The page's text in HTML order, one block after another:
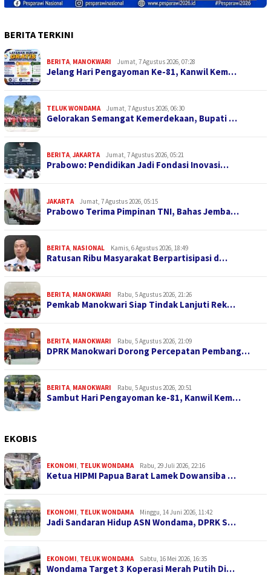
BERITA TERKINI
BERITA MANOKWARI Jumat, 7 Agustus 2026, 07:28
Jelang Hari Pengayoman Ke-81, Kanwil Kem…
TELUK WONDAMA Jumat, 7 Agustus 2026, 06:30
Gelorakan Semangat Kemerdekaan, Bupati …
BERITA JAKARTA Jumat, 7 Agustus 2026, 05:21
Prabowo: Pendidikan Jadi Fondasi Inovasi…
JAKARTA Jumat, 7 Agustus 2026, 05:15
Prabowo Terima Pimpinan TNI, Bahas Jemba…
BERITA NASIONAL Kamis, 6 Agustus 2026, 18:49
Ratusan Ribu Masyarakat Berpartisipasi d…
BERITA MANOKWARI Rabu, 5 Agustus 2026, 21:26
Pemkab Manokwari Siap Tindak Lanjuti Rek…
BERITA MANOKWARI Rabu, 5 Agustus 2026, 21:09
DPRK Manokwari Dorong Percepatan Pembang…
BERITA MANOKWARI Rabu, 5 Agustus 2026, 20:51
Sambut Hari Pengayoman ke-81, Kanwil Kem…
EKOBIS
EKONOMI TELUK WONDAMA Rabu, 29 Juli 2026, 22:16
Ketua HIPMI Papua Barat Lamek Dowansiba …
EKONOMI TELUK WONDAMA Minggu, 14 Juni 2026, 11:42
Jadi Sandaran Hidup ASN Wondama, DPRK S…
EKONOMI TELUK WONDAMA Sabtu, 16 Mei 2026, 16:35
Wondama Target 3 Koperasi Merah Putih Di…